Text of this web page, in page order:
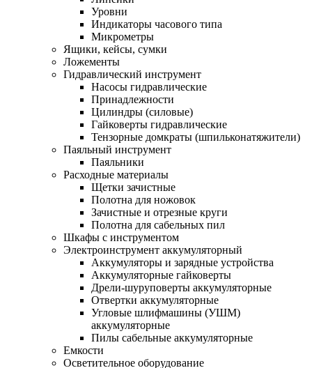
Уровни
Индикаторы часового типа
Микрометры
Ящики, кейсы, сумки
Ложементы
Гидравлический инструмент
Насосы гидравлические
Принадлежности
Цилиндры (силовые)
Гайковерты гидравлические
Тензорные домкраты (шпильконатяжители)
Паяльный инструмент
Паяльники
Расходные материалы
Щетки зачистные
Полотна для ножовок
Зачистные и отрезные круги
Полотна для сабельных пил
Шкафы с инструментом
Электроинструмент аккумуляторный
Аккумуляторы и зарядные устройства
Аккумуляторные гайковерты
Дрели-шуруповерты аккумуляторные
Отвертки аккумуляторные
Угловые шлифмашины (УШМ)
аккумуляторные
Пилы сабельные аккумуляторные
Емкости
Осветительное оборудование